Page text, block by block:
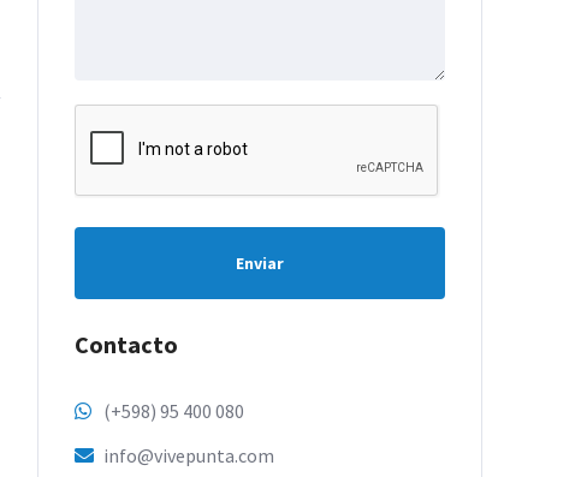
Enviar
Contacto
(+598) 95 400 080
info@vivepunta.com